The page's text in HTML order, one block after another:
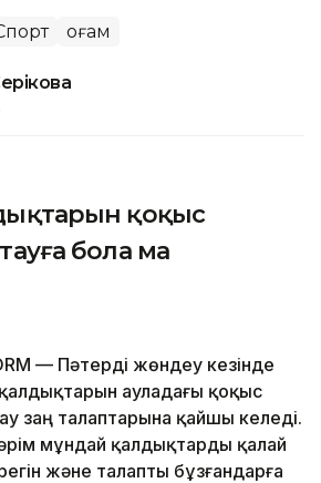
Қоғам
қоқыс
бола ма
— Пәтерді жөндеу кезінде
ауладағы қоқыс
заң талаптарына қайшы келеді.
мұндай қалдықтарды қалай
және талапты бұзғандарға